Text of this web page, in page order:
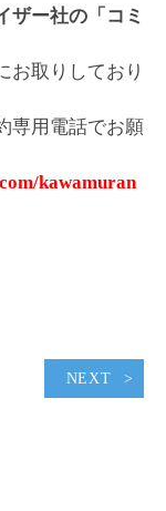
ザー社の「コミ
お取りしており
専用電話でお願
kawamuran
NEXT